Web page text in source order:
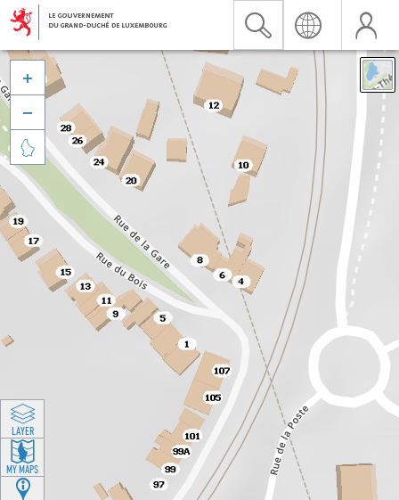



LAYER
MY MAPS